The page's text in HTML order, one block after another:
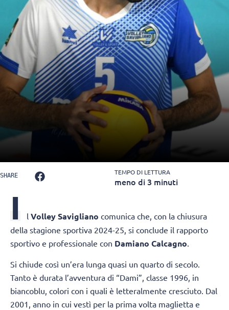
SHARE TEMPO DI LETTURA
meno di 3 minuti
I l Volley Savigliano comunica che, con la chiusura
della stagione sportiva 2024-25, si conclude il rapporto
sportivo e professionale con Damiano Calcagno.
Si chiude così un’era lunga quasi un quarto di secolo.
Tanto è durata l’avventura di “Dami”, classe 1996, in
biancoblu, colori con i quali è letteralmente cresciuto. Dal
2001, anno in cui vestì per la prima volta maglietta e